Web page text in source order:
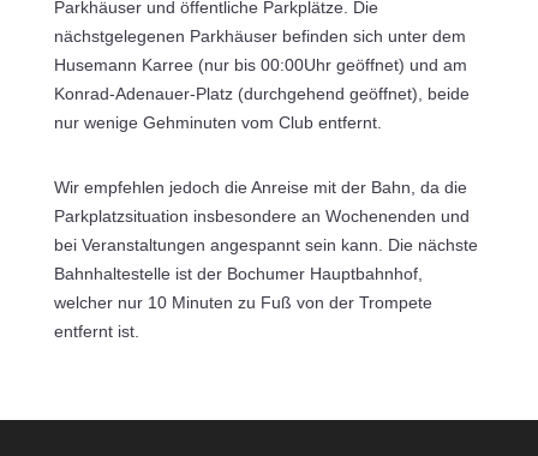
Parkhäuser und öffentliche Parkplätze. Die
nächstgelegenen Parkhäuser befinden sich unter dem
Husemann Karree (nur bis 00:00Uhr geöffnet) und am
Konrad-Adenauer-Platz (durchgehend geöffnet), beide
nur wenige Gehminuten vom Club entfernt.
Wir empfehlen jedoch die Anreise mit der Bahn, da die
Parkplatzsituation insbesondere an Wochenenden und
bei Veranstaltungen angespannt sein kann. Die nächste
Bahnhaltestelle ist der Bochumer Hauptbahnhof,
welcher nur 10 Minuten zu Fuß von der Trompete
entfernt ist.